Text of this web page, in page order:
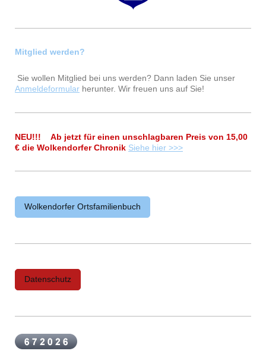
Mitglied werden?
Sie wollen Mitglied bei uns werden? Dann laden Sie unser
Anmeldeformular herunter. Wir freuen uns auf Sie!
NEU!!! Ab jetzt für einen unschlagbaren Preis von 15,00
€ die Wolkendorfer Chronik Siehe hier >>>
Wolkendorfer Ortsfamilienbuch
Datenschutz